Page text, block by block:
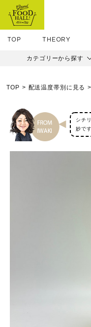
TOP THEORY
カテゴリーから探す
TOP 配送温度帯別に見る
シチ
妙です